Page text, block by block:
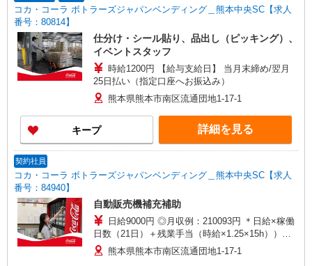
コカ・コーラ ボトラーズジャパンベンディング＿熊本中央SC【求人
番号：80814】
仕分け・シール貼り、品出し（ピッキング）、
イベントスタッフ
時給1200円 【給与支給日】 当月末締め/翌月
25日払い（指定口座へお振込み）
熊本県熊本市南区流通団地1-17-1
キープ 詳細を見る
契約社員
コカ・コーラ ボトラーズジャパンベンディング＿熊本中央SC【求人
番号：84940】
自動販売機補充補助
日給9000円 ◎月収例：210093円 ＊日給×稼働
日数（21日）＋残業手当（時給×1.25×15h））
【外勤手当】上記月収例に加えて、 20,000円/月を
固定でお支払いします。
熊本県熊本市南区流通団地1-17-1